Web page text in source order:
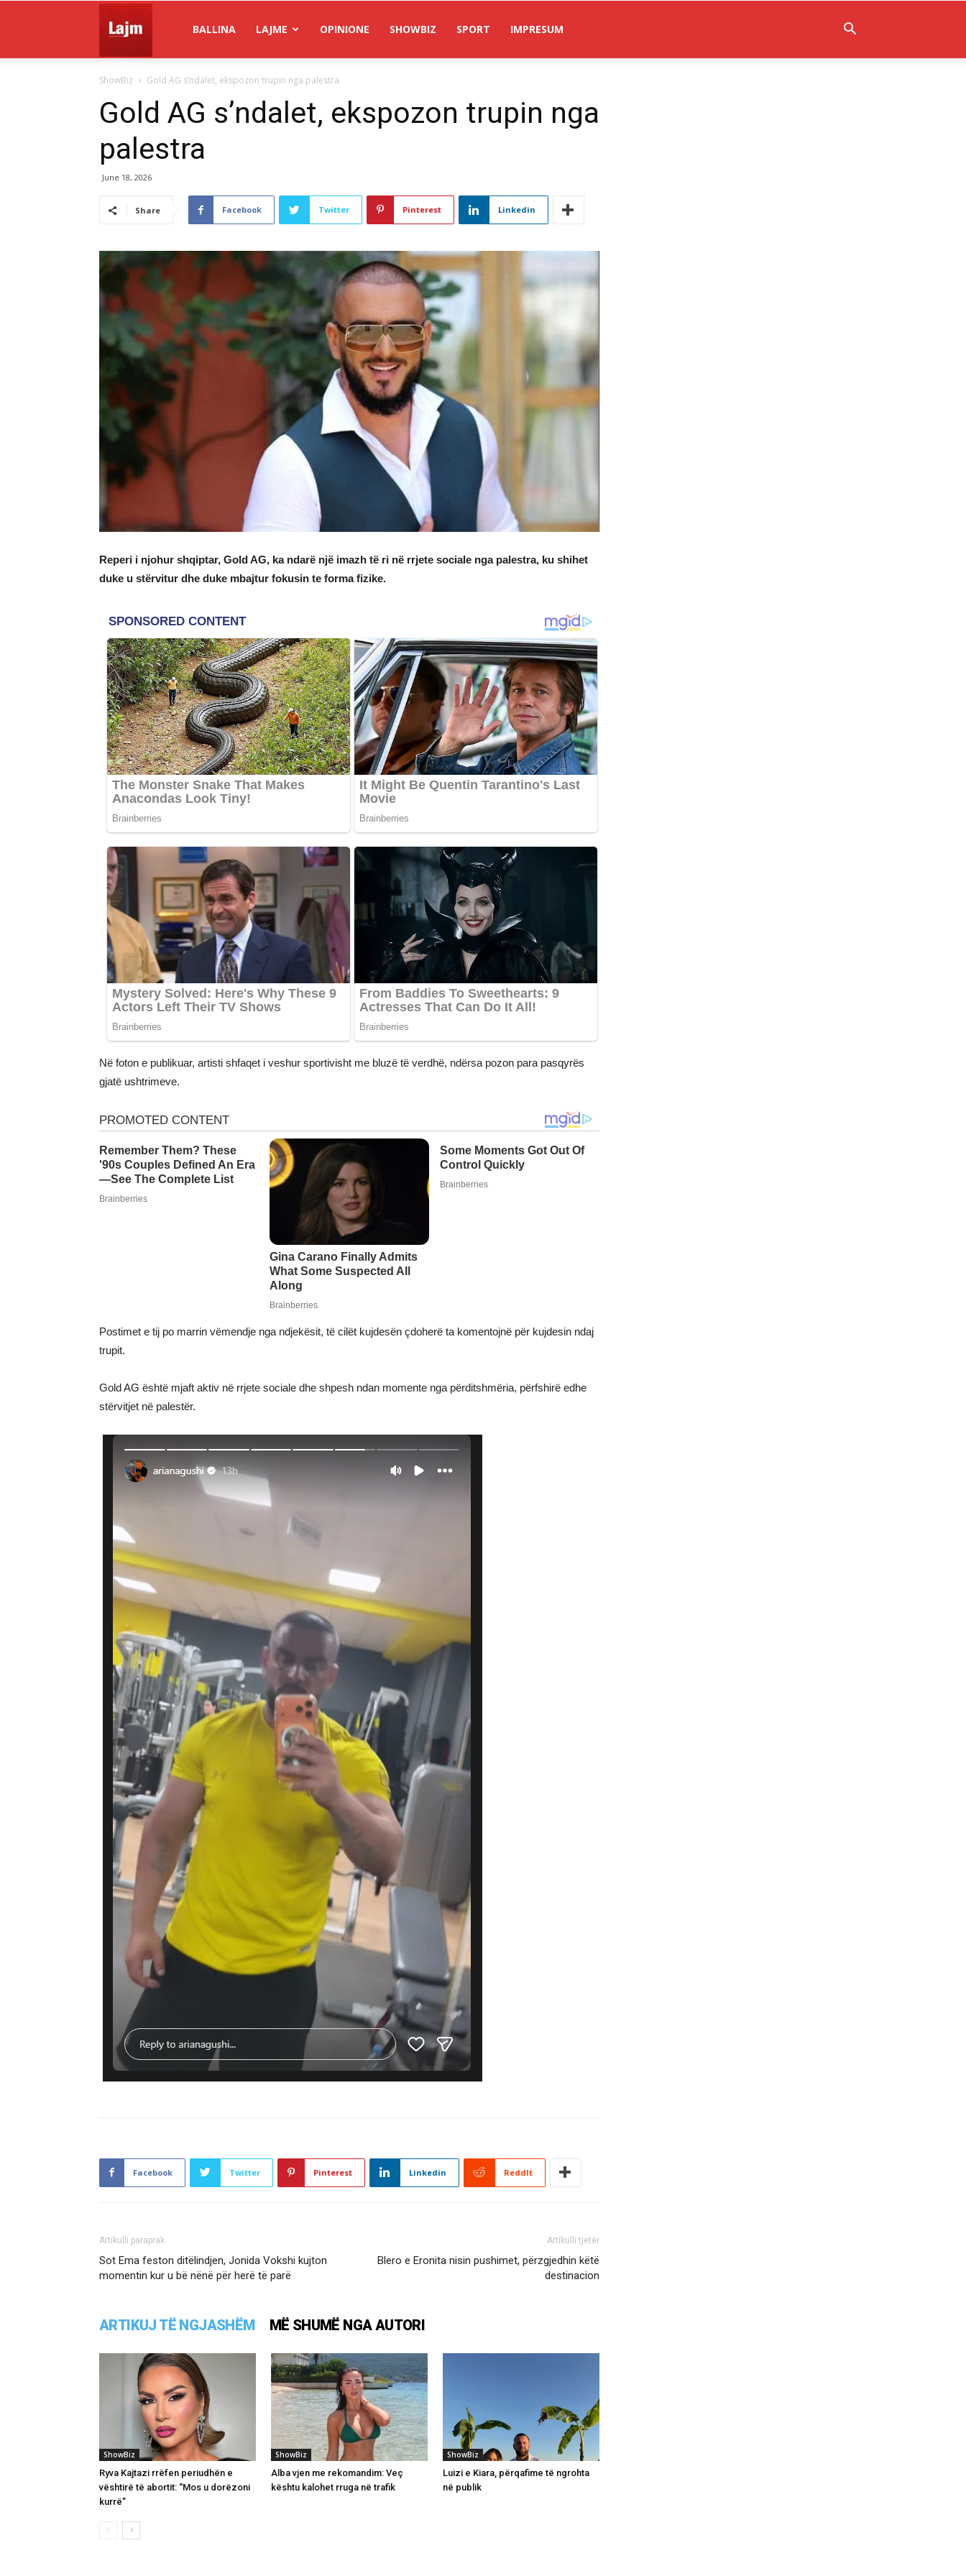
Lajm
BALLINA LAJME OPINIONE SHOWBIZ SPORT IMPRESUM
ShowBiz Gold AG s’ndalet, ekspozon trupin nga palestra
Gold AG s’ndalet, ekspozon trupin nga
palestra
June 18, 2026
Share Facebook Twitter Pinterest Linkedin
Reperi i njohur shqiptar, Gold AG, ka ndarë një imazh të ri në rrjete sociale nga palestra, ku shihet
duke u stërvitur dhe duke mbajtur fokusin te forma fizike.
Në foton e publikuar, artisti shfaqet i veshur sportivisht me bluzë të verdhë, ndërsa pozon para pasqyrës
gjatë ushtrimeve.
Postimet e tij po marrin vëmendje nga ndjekësit, të cilët kujdesën çdoherë ta komentojnë për kujdesin ndaj
trupit.
Gold AG është mjaft aktiv në rrjete sociale dhe shpesh ndan momente nga përditshmëria, përfshirë edhe
stërvitjet në palestër.
Facebook Twitter Pinterest Linkedin ReddIt
Artikulli paraprak
Sot Ema feston ditëlindjen, Jonida Vokshi kujton
momentin kur u bë nënë për herë të parë
Artikulli tjetër
Blero e Eronita nisin pushimet, përzgjedhin këtë
destinacion
ARTIKUJ TË NGJASHËM MË SHUMË NGA AUTORI
ShowBiz
Ryva Kajtazi rrëfen periudhën e
vështirë të abortit: “Mos u dorëzoni
kurrë”
ShowBiz
Alba vjen me rekomandim: Veç
kështu kalohet rruga në trafik
ShowBiz
Luizi e Kiara, përqafime të ngrohta
në publik